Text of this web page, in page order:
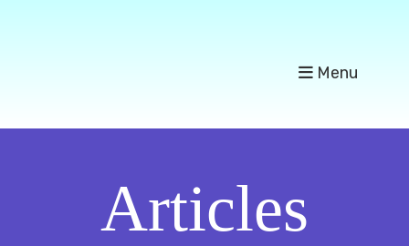
Menu
Articles